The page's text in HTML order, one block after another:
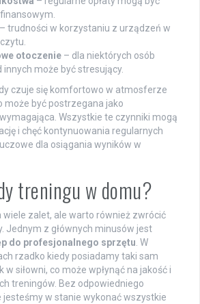
– trudności w korzystaniu z urządzeń w
otoczenie – dla niektórych osób
może być stresujący.
czuje się komfortowo w atmosferze
może być postrzegana jako
Wszystkie te czynniki mogą
i chęć kontynuowania regularnych
dla osiągania wyników w
treningu w domu?
wiele zalet, ale warto również zwrócić
Jednym z głównych minusów jest
do profesjonalnego sprzętu . W
rzadko kiedy posiadamy taki sam
w siłowni, co może wpłynąć na jakość i
treningów. Bez odpowiedniego
jesteśmy w stanie wykonać wszystkie